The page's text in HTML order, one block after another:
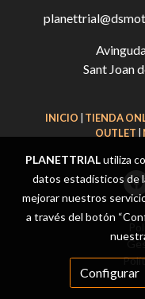
Sant Joan
INICIO TIENDA
OUTLET
PLANETTRIALutiliza
datos estadísticos de
mejorar nuestros
a través del botón
Configurar